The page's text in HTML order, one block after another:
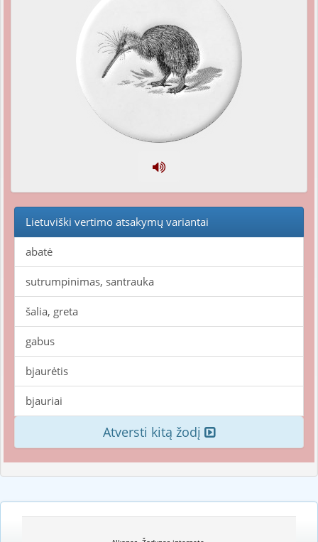
Lietuviški vertimo atsakymų variantai
abatė
sutrumpinimas, santrauka
šalia, greta
gabus
bjaurėtis
bjauriai
Atversti kitą žodį